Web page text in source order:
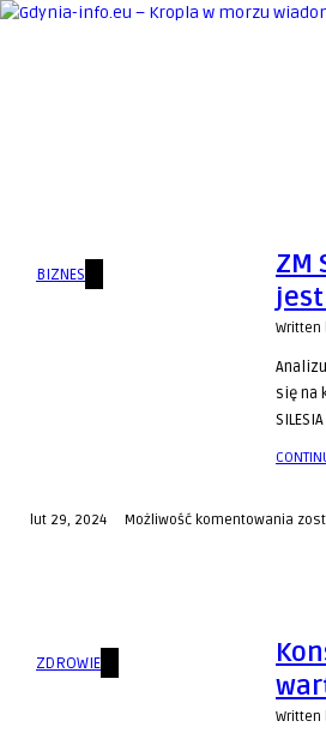
BIZNES
ZM
Written
się na
lut 29, 2024 Możliwość komentowania ZM
jest
ZDROWIE
Written